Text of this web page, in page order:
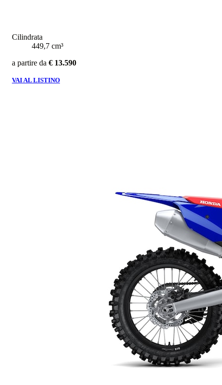
Cilindrata
449,7 cm³
a partire da € 13.590
VAI AL LISTINO